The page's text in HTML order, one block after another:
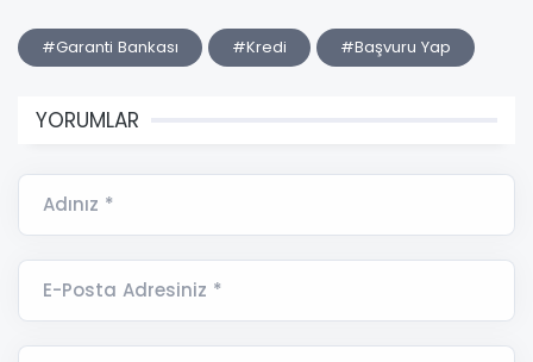
#Garanti Bankası #Kredi #Başvuru Yap
YORUMLAR
Adınız *
E-Posta Adresiniz *